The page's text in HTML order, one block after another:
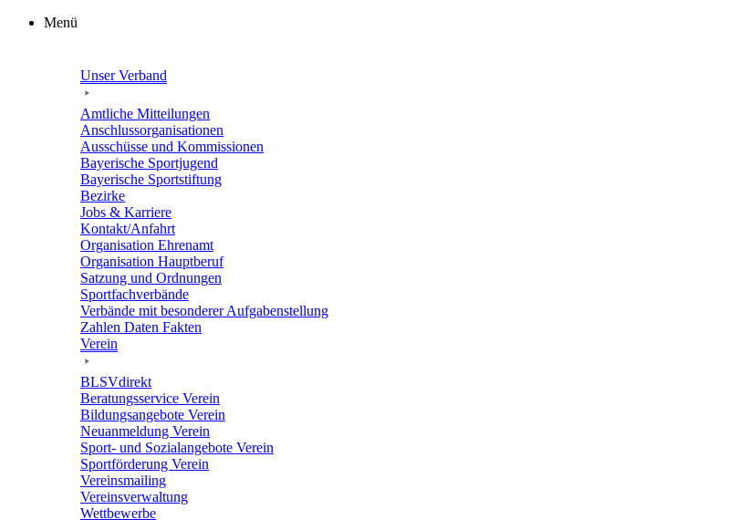
Zum
Menü
Unser Verband
Amtli­che Mitteilungen
Anschluss­or­ga­ni­sa­tio­nen
Ausschüsse und Kommissionen
Baye­ri­sche Sportjugend
Baye­ri­sche Sportstiftung
Bezirke
Jobs & Karriere
Kontakt/​​Anfahrt
Orga­ni­sa­tion Ehrenamt
Orga­ni­sa­tion Hauptberuf
Satzung und Ordnungen
Sport­fach­ver­bände
Verbände mit beson­de­rer Aufgabenstellung
Zahlen Daten Fakten
Verein
BLSVdi­rekt
Bera­tungs­ser­vice Verein
Bildungs­an­ge­bote Verein
Neuan­mel­dung Verein
Sport- und Sozi­al­an­ge­bote Verein
Sport­för­de­rung Verein
Vereins­mai­ling
Vereins­ver­wal­tung
Wett­be­werbe